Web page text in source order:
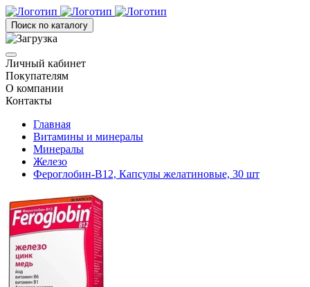
Поиск по каталогу
Личный кабинет
Покупателям
О компании
Контакты
Главная
Витамины и минералы
Минералы
Железо
Фероглобин-В12, Капсулы желатиновые, 30 шт